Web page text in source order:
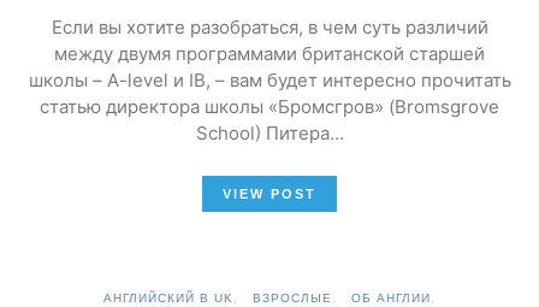
Если вы хотите разобраться, в чем суть различий
между двумя программами британской старшей
школы – A-level и IB, – вам будет интересно прочитать
статью директора школы «Бромсгров» (Bromsgrove
School) Питера…
VIEW POST
АНГЛИЙСКИЙ В UK ВЗРОСЛЫЕ
ОБ АНГЛИИ